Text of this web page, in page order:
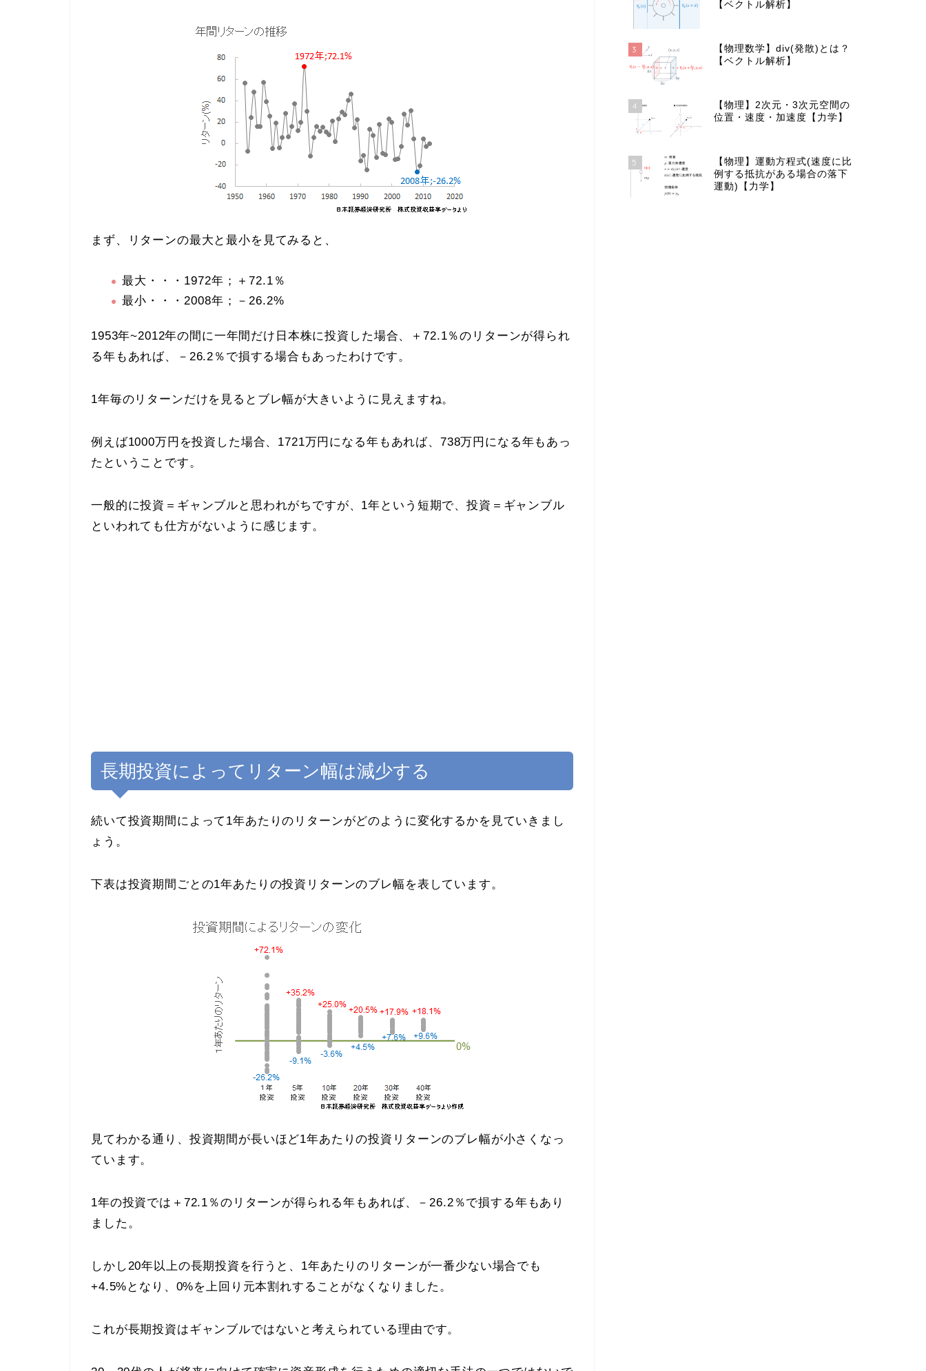
まず、リターンの最大と最小を見てみると、
最大・・・1972年；＋72.1％
最小・・・2008年；－26.2%
1953年~2012年の間に一年間だけ日本株に投資した場合、＋72.1％のリターンが得られ
る年もあれば、－26.2％で損する場合もあったわけです。
1年毎のリターンだけを見るとブレ幅が大きいように見えますね。
例えば1000万円を投資した場合、1721万円になる年もあれば、738万円になる年もあっ
たということです。
一般的に投資＝ギャンブルと思われがちですが、1年という短期で、投資＝ギャンブル
といわれても仕方がないように感じます。
長期投資によってリターン幅は減少する
続いて投資期間によって1年あたりのリターンがどのように変化するかを見ていきまし
ょう。
下表は投資期間ごとの1年あたりの投資リターンのブレ幅を表しています。
見てわかる通り、投資期間が長いほど1年あたりの投資リターンのブレ幅が小さくなっ
ています。
1年の投資では＋72.1％のリターンが得られる年もあれば、－26.2％で損する年もあり
ました。
しかし20年以上の長期投資を行うと、1年あたりのリターンが一番少ない場合でも
+4.5%となり、0%を上回り元本割れすることがなくなりました。
これが長期投資はギャンブルではないと考えられている理由です。
【ベクトル解析】
3
【物理数学】div(発散)とは？
【ベクトル解析】
4
【物理】2次元・3次元空間の
位置・速度・加速度【力学】
5
【物理】運動方程式(速度に比
例する抵抗がある場合の落下
運動)【力学】